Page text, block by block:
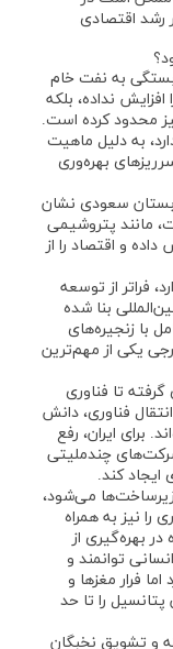
رشد اقتصادی
به نفت خام
نداده، بلکه
محدود کرده است.
به دلیل ماهیت
بهره‌وری
سعودی نشان
مانند پتروشیمی
داده و اقتصاد را از
فراتر از توسعه
بنا شده
با زنجیره‌های
یکی از مهم‌ترین
تا فناوری
فناوری، دانش
برای ایران، رفع
چندملیتی
کند.
زیرساخت‌ها می‌شود،
را نیز به همراه
بهره‌گیری از
توانمند و
فرار مغزها و
را تا حد
و تشویق نخبگان